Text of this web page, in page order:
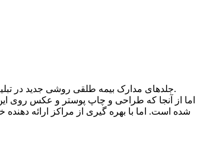
جلدهای مدارک بیمه طلقی روشی جدید در تبلیغات هستند که به استفاده کنندگان این امکان را می دهد که بتوانند پیام خود را با گرافیک و طراحی متفاوت و با جزئیات بیشتری به دست مخاطبان برسانند.
اما از آنجا که طراحی و چاپ پوستر و عکس روی